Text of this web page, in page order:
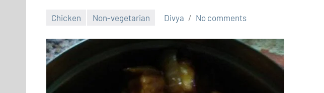
Chicken Non-vegetarian
3,
2025
Divya No comments